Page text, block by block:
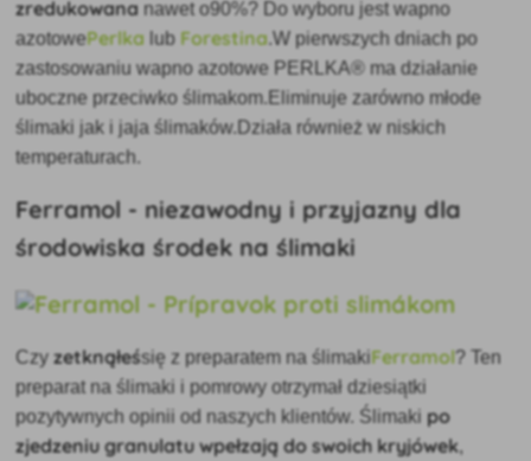
zredukowana nawet o90%? Do wyboru jest wapno
azotowePerlka lub Forestina.W pierwszych dniach po
zastosowaniu wapno azotowe PERLKA® ma działanie
uboczne przeciwko ślimakom.Eliminuje zarówno młode
ślimaki jak i jaja ślimaków.Działa również w niskich
temperaturach.
Ferramol - niezawodny i przyjazny dla
środowiska środek na ślimaki
Czyzetknąłeśsięz preparatem na ślimakiFerramol? Ten
preparat na ślimaki i pomrowy otrzymał dziesiątki
pozytywnych opinii od naszych klientów. Ślimakipo
zjedzeniu granulatu wpełzają do swoich kryjówek,